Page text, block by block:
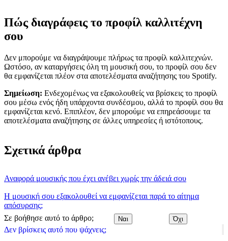
Δεν βρίσκεις αυτό που ψάχνεις;
Πώς διαγράφεις το προφίλ καλλιτέχνη
σου
Δεν μπορούμε να διαγράψουμε πλήρως τα προφίλ καλλιτεχνών.
Ωστόσο, αν καταργήσεις όλη τη μουσική σου, το προφίλ σου δεν
θα εμφανίζεται πλέον στα αποτελέσματα αναζήτησης του Spotify.
Σημείωση: Ενδεχομένως να εξακολουθείς να βρίσκεις το προφίλ
σου μέσω ενός ήδη υπάρχοντα συνδέσμου, αλλά το προφίλ σου θα
εμφανίζεται κενό. Επιπλέον, δεν μπορούμε να επηρεάσουμε τα
αποτελέσματα αναζήτησης σε άλλες υπηρεσίες ή ιστότοπους.
Σχετικά άρθρα
Αναφορά μουσικής που έχει ανέβει χωρίς την άδειά σου
Η μουσική σου εξακολουθεί να εμφανίζεται παρά το αίτημα
απόσυρσης;
Σε βοήθησε αυτό το άρθρο;
Ναι Όχι